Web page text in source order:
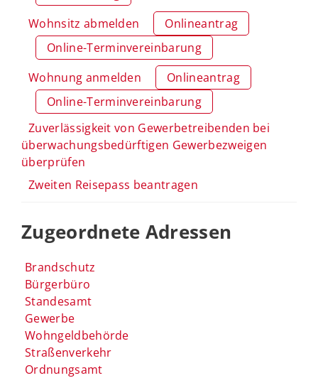
Wohnsitz abmelden
Onlineantrag
Online-Terminvereinbarung
Wohnung anmelden
Onlineantrag
Online-Terminvereinbarung
Zuverlässigkeit von Gewerbetreibenden bei
überwachungsbedürftigen Gewerbezweigen
überprüfen
Zweiten Reisepass beantragen
Zugeordnete Adressen
Brandschutz
Bürgerbüro
Standesamt
Gewerbe
Wohngeldbehörde
Straßenverkehr
Ordnungsamt